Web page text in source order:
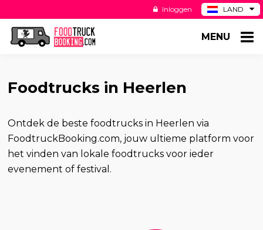
LAND
DE
Inloggen
MENU
Foodtrucks in Heerlen
Ontdek de beste foodtrucks in Heerlen via
FoodtruckBooking.com, jouw ultieme platform voor
het vinden van lokale foodtrucks voor ieder
evenement of festival.